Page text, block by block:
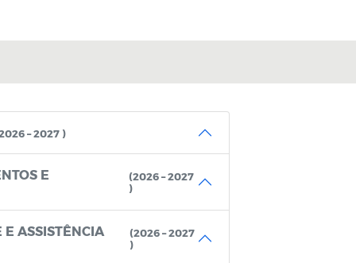
(2026 – 2027 )
E
(2026 – 2027
)
E ASSISTÊNCIA
(2026 – 2027
)